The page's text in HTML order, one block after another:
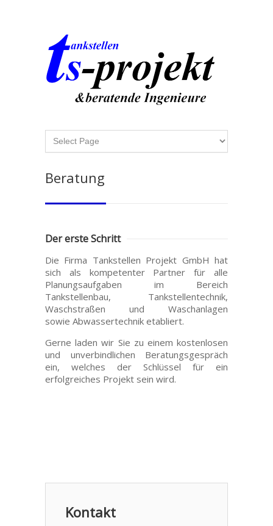
Beratung
Der erste Schritt
Die Firma Tankstellen Projekt GmbH hat
sich als kompetenter Partner für alle
Planungsaufgaben im Bereich
Tankstellenbau, Tankstellentechnik,
Waschstraßen und Waschanlagen
sowie Abwassertechnik etabliert.
Gerne laden wir Sie zu einem kostenlosen
und unverbindlichen Beratungsgespräch
ein, welches der Schlüssel für ein
erfolgreiches Projekt sein wird.
Kontakt